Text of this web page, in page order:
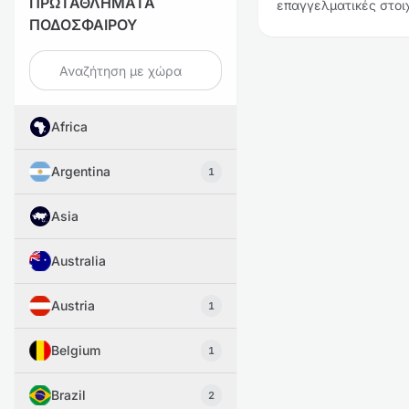
ΠΟΔΟΣΦΑΙΡΟΥ
Africa
Argentina 1
Asia
Australia
Austria 1
Belgium 1
Brazil 2
επαγγελματικές